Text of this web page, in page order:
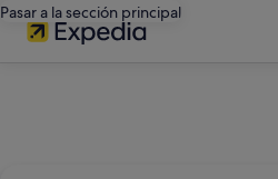
Pasar a la sección principal